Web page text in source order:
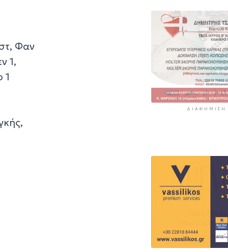
Φαν
1,
1
ΔΙΑΦΉΜΙΣΗ